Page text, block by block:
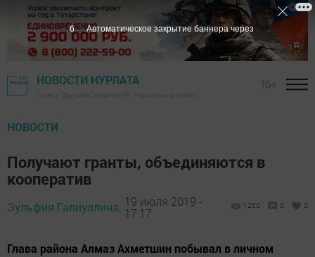
НОВОСТИ НУРЛАТА
НОВОСТИ
Получают гранты, объединяются в
кооператив
Зульфия Галиуллина, 19 июля 2019 -
17:17
1260 0 0
Глава района Алмаз Ахметшин побывал в личном
5 Автоматическое закрытие баннера через